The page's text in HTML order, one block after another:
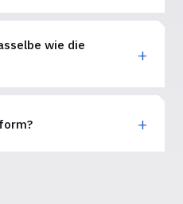
wie die